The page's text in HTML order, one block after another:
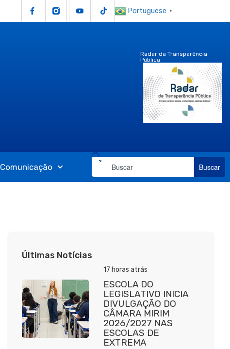
Portuguese ▼
Radar da Transparência
Pública
Comunicação Buscar
Últimas Notícias
17 horas atrás
ESCOLA DO
LEGISLATIVO INICIA
DIVULGAÇÃO DO
CÂMARA MIRIM
2026/2027 NAS
ESCOLAS DE
EXTREMA